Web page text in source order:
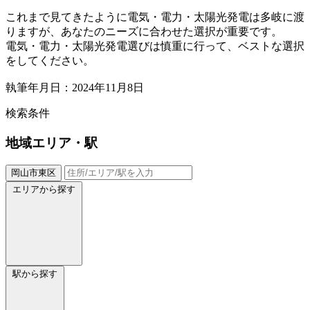
これまで見てきたように電気・電力・太陽光発電は多岐に渡
りますが、あなたのニーズに合わせた選択が重要です。
電気・電力・太陽光発電選びは慎重に行って、ベストな選択
をしてください。
執筆年月日：2024年11月8日
検索条件
地域エリア・駅
岡山市東区
エリアから探す
駅から探す